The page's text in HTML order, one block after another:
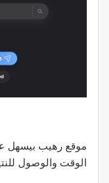
موقع رهيب بيسهل
الوقت والوصول